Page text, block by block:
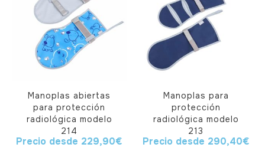
Manoplas abiertas
para protección
radiológica modelo
214
Precio desde 229,90€
Manoplas para
protección
radiológica modelo
213
Precio desde 290,40€